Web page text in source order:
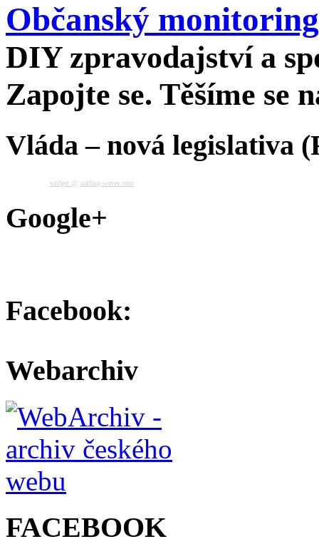
Občanský monitoring
DIY zpravodajství a
Zapojte se. Těšíme se
Vláda – nová legislativa
widget @ surfing-waves.com
Google+
Facebook:
Webarchiv
FACEBOOK